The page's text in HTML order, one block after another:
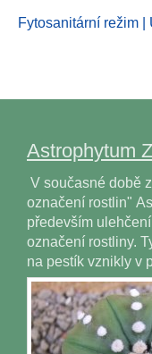
Fytosanitární režim |
Astrophytum
V současné době
označení rostlin"
především
označení rostliny.
na pestík vznikly v